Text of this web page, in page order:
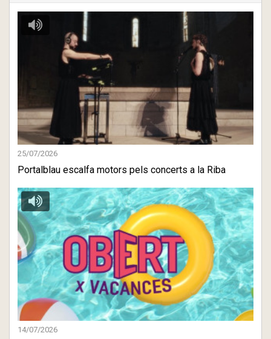
25/07/2026
Portalblau escalfa motors pels concerts a la Riba
14/07/2026